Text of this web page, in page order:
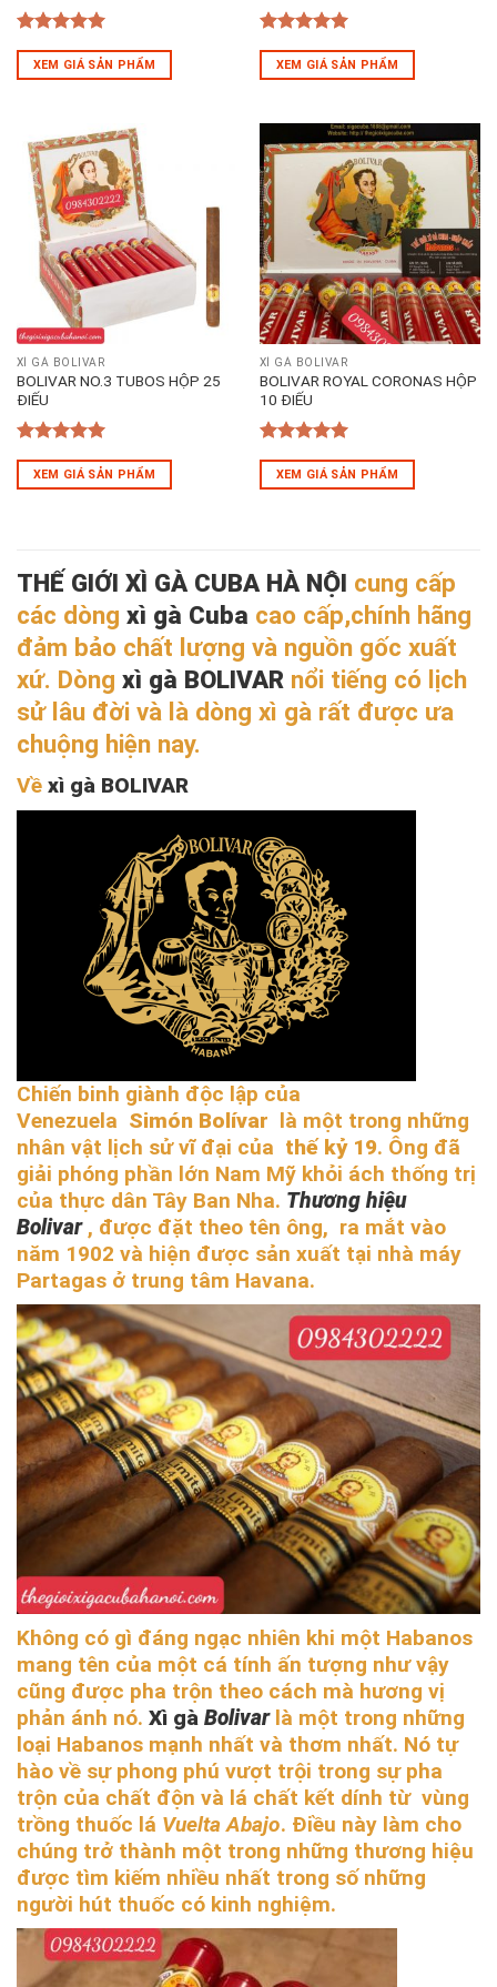
5out of 5
XEM GIÁ SẢN PHẨM
5out of 5
XEM GIÁ SẢN PHẨM
XÌ GÀ BOLIVAR
BOLIVAR NO.3 TUBOS HỘP 25
ĐIẾU
5out of 5
XEM GIÁ SẢN PHẨM
XÌ GÀ BOLIVAR
BOLIVAR ROYAL CORONAS HỘP
10 ĐIẾU
5out of 5
XEM GIÁ SẢN PHẨM
THẾ GIỚI XÌ GÀ CUBA HÀ NỘI cung cấp
các dòng xì gà Cuba cao cấp,chính hãng
đảm bảo chất lượng và nguồn gốc xuất
xứ. Dòng xì gà BOLIVAR nổi tiếng có lịch
sử lâu đời và là dòng xì gà rất được ưa
chuộng hiện nay.
Về xì gà BOLIVAR
Chiến binh giành độc lập của
Venezuela Simón Bolívar là một trong những
nhân vật lịch sử vĩ đại của thế kỷ 19. Ông đã
giải phóng phần lớn Nam Mỹ khỏi ách thống trị
của thực dân Tây Ban Nha. Thương hiệu
Bolivar , được đặt theo tên ông, ra mắt vào
năm 1902 và hiện được sản xuất tại nhà máy
Partagas ở trung tâm Havana.
Không có gì đáng ngạc nhiên khi một Habanos
mang tên của một cá tính ấn tượng như vậy
cũng được pha trộn theo cách mà hương vị
phản ánh nó. Xì gà Bolivar là một trong những
loại Habanos mạnh nhất và thơm nhất. Nó tự
hào về sự phong phú vượt trội trong sự pha
trộn của chất độn và lá chất kết dính từ vùng
trồng thuốc lá Vuelta Abajo. Điều này làm cho
chúng trở thành một trong những thương hiệu
được tìm kiếm nhiều nhất trong số những
người hút thuốc có kinh nghiệm.